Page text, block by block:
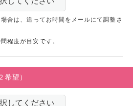
合は、追ってお時間をメールにて調整さ
程度が目安です。
希望）